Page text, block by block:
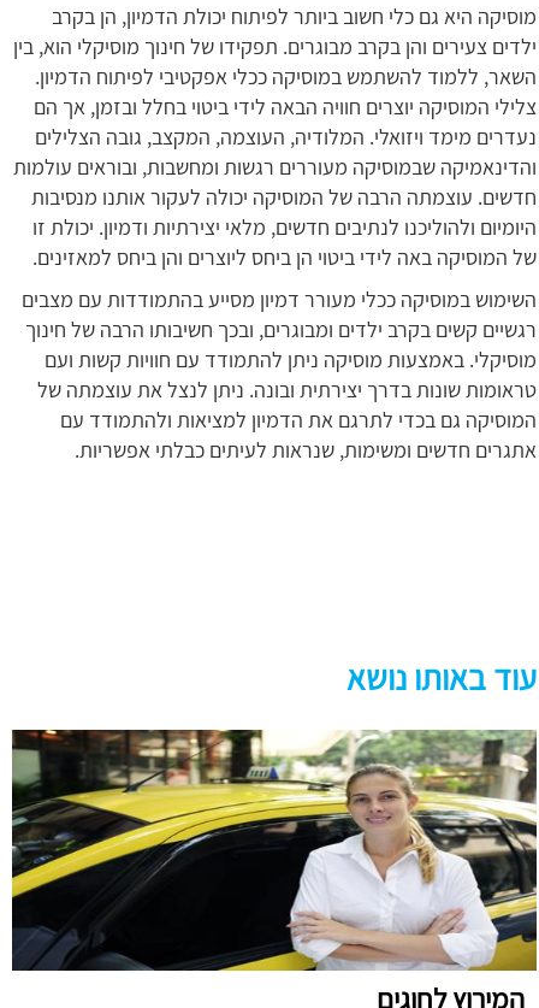
מוסיקה היא גם כלי חשוב ביותר לפיתוח יכולת הדמיון, הן בקרב
ילדים צעירים והן בקרב מבוגרים. תפקידו של חינוך מוסיקלי הוא, בין
השאר, ללמוד להשתמש במוסיקה ככלי אפקטיבי לפיתוח הדמיון.
צלילי המוסיקה יוצרים חוויה הבאה לידי ביטוי בחלל ובזמן, אך הם
נעדרים מימד ויזואלי. המלודיה, העוצמה, המקצב, גובה הצלילים
והדינאמיקה שבמוסיקה מעוררים רגשות ומחשבות, ובוראים עולמות
חדשים. עוצמתה הרבה של המוסיקה יכולה לעקור אותנו מנסיבות
היומיום ולהוליכנו לנתיבים חדשים, מלאי יצירתיות ודמיון. יכולת זו
של המוסיקה באה לידי ביטוי הן ביחס ליוצרים והן ביחס למאזינים.
השימוש במוסיקה ככלי מעורר דמיון מסייע בהתמודדות עם מצבים
רגשיים קשים בקרב ילדים ומבוגרים, ובכך חשיבותו הרבה של חינוך
מוסיקלי. באמצעות מוסיקה ניתן להתמודד עם חוויות קשות ועם
טראומות שונות בדרך יצירתית ובונה. ניתן לנצל את עוצמתה של
המוסיקה גם בכדי לתרגם את הדמיון למציאות ולהתמודד עם
אתגרים חדשים ומשימות, שנראות לעיתים כבלתי אפשריות.
עוד באותו נושא
המירוץ לחוגים